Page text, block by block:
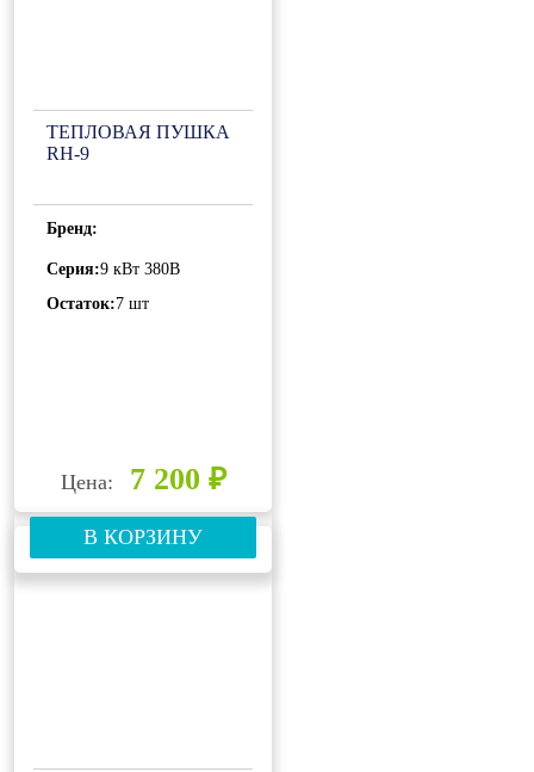
ТЕПЛОВАЯ ПУШКА
RH-9
Бренд:
Серия:9 кВт 380В
Остаток:7 шт
Цена: 7 200 ₽
В КОРЗИНУ